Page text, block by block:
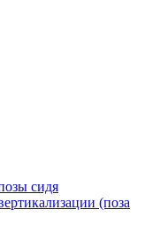
сидя
(поза